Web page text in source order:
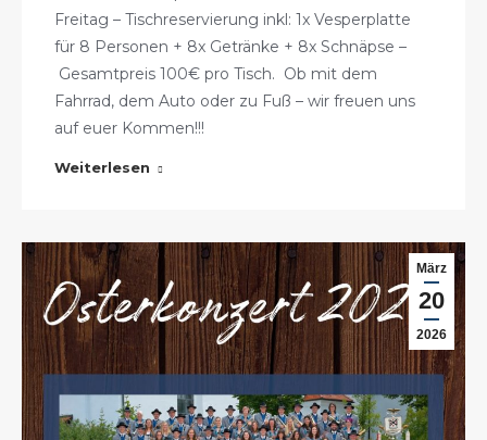
Freitag – Tischreservierung inkl: 1x Vesperplatte
für 8 Personen + 8x Getränke + 8x Schnäpse –
Gesamtpreis 100€ pro Tisch. Ob mit dem
Fahrrad, dem Auto oder zu Fuß – wir freuen uns
auf euer Kommen!!!
Weiterlesen
März
20
2026